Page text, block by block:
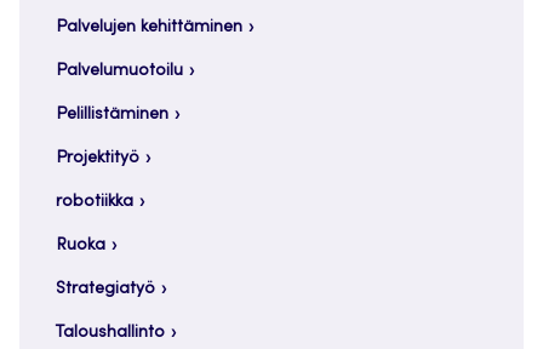
Palvelujen kehittäminen
Palvelumuotoilu
Pelillistäminen
Projektityö
robotiikka
Ruoka
Strategiatyö
Taloushallinto